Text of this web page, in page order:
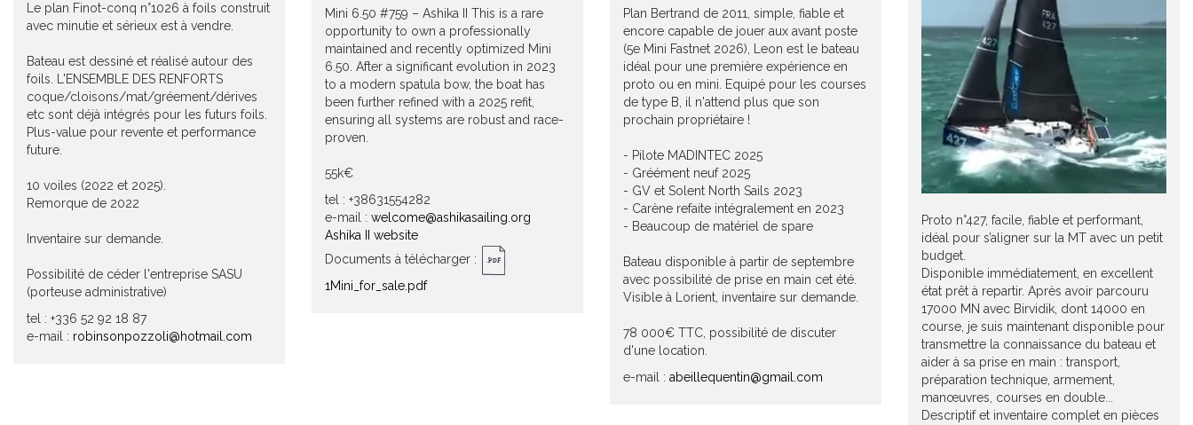
Le plan Finot-conq n°1026 à foils construit
avec minutie et sérieux est à vendre.
Bateau est dessiné et réalisé autour des
foils. L'ENSEMBLE DES RENFORTS
coque/cloisons/mat/gréement/dérives
etc sont déjà intégrés pour les futurs foils.
Plus-value pour revente et performance
future.
10 voiles (2022 et 2025).
Remorque de 2022
Inventaire sur demande.
Possibilité de céder l'entreprise SASU
(porteuse administrative)
tel : +336 52 92 18 87
e-mail : robinsonpozzoli@hotmail.com
Mini 6.50 #759 – Ashika II This is a rare
opportunity to own a professionally
maintained and recently optimized Mini
6.50. After a significant evolution in 2023
to a modern spatula bow, the boat has
been further refined with a 2025 refit,
ensuring all systems are robust and race-
proven.
55k€
tel : +38631554282
e-mail : welcome@ashikasailing.org
Ashika II website
Documents à télécharger :
1Mini_for_sale.pdf
Plan Bertrand de 2011, simple, fiable et
encore capable de jouer aux avant poste
(5e Mini Fastnet 2026), Leon est le bateau
idéal pour une première expérience en
proto ou en mini. Equipé pour les courses
de type B, il n'attend plus que son
prochain propriétaire !
- Pilote MADINTEC 2025
- Gréément neuf 2025
- GV et Solent North Sails 2023
- Carène refaite intégralement en 2023
- Beaucoup de matériel de spare
Bateau disponible à partir de septembre
avec possibilité de prise en main cet été.
Visible à Lorient, inventaire sur demande.
78 000€ TTC, possibilité de discuter
d'une location.
e-mail : abeillequentin@gmail.com
Proto n°427, facile, fiable et performant,
idéal pour s’aligner sur la MT avec un petit
budget.
Disponible immédiatement, en excellent
état prêt à repartir. Après avoir parcouru
17000 MN avec Birvidik, dont 14000 en
course, je suis maintenant disponible pour
transmettre la connaissance du bateau et
aider à sa prise en main : transport,
préparation technique, armement,
manœuvres, courses en double...
Descriptif et inventaire complet en pièces